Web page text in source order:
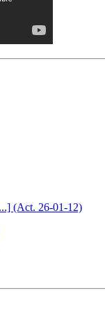
(Act. 26-01-12)